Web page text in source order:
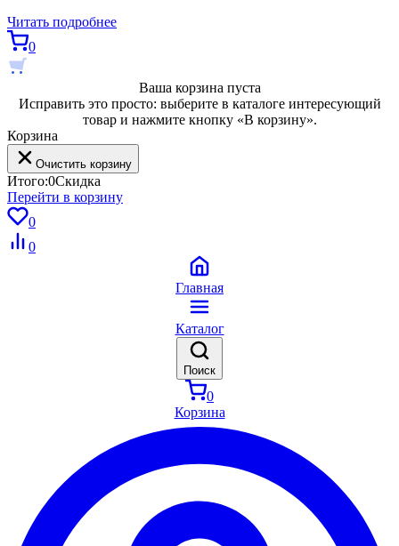
Читать подробнее
0
Ваша корзина пуста
Исправить это просто: выберите в каталоге интересующий
товар и нажмите кнопку «В корзину».
Корзина
Очистить корзину
Итого:0Скидка
Перейти в корзину
0
0
Главная
Каталог
Поиск
0
Корзина